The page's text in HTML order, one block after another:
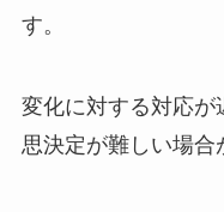
す。
変化に対する対応
思決定が難しい場合